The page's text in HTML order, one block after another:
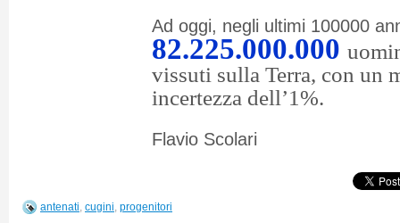
Ad oggi, negli ultimi 100000
82.225.000.000
vissuti sulla Terra, con un
incertezza dell’1%.
Flavio Scolari
antenati, cugini, progenitori